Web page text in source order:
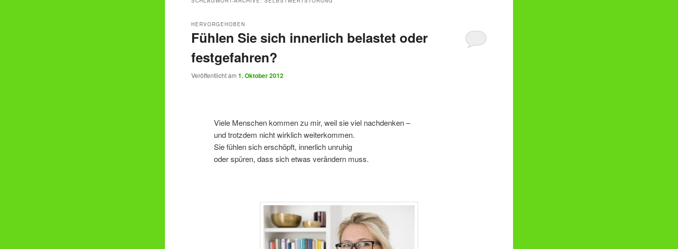
Fühlen Sie sich innerlich belastet oder
festgefahren?
HERVORGEHOBEN
Veröffentlicht am1. Oktober 2012
Viele Menschen kommen zu mir, weil sie viel nachdenken –
und trotzdem nicht wirklich weiterkommen.
Sie fühlen sich erschöpft, innerlich unruhig
oder spüren, dass sich etwas verändern muss.